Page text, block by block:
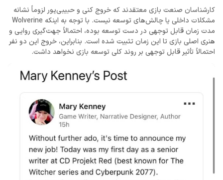
کارشناسان صنعت بازی معتقدند که خروج کنی و حبیبی‌پور لزوماً نشانه
مشکلات داخلی یا چالش‌های توسعه نیست. با توجه به اینکه Wolverine
مدت زمان قابل توجهی در دست توسعه بوده، احتمالاً جهت‌گیری روایی و
هنری اصلی بازی تا این زمان تثبیت شده است. بنابراین، خروج این دو نفر
احتمالاً تأثیر قابل توجهی بر روند کلی توسعه بازی نخواهد داشت.